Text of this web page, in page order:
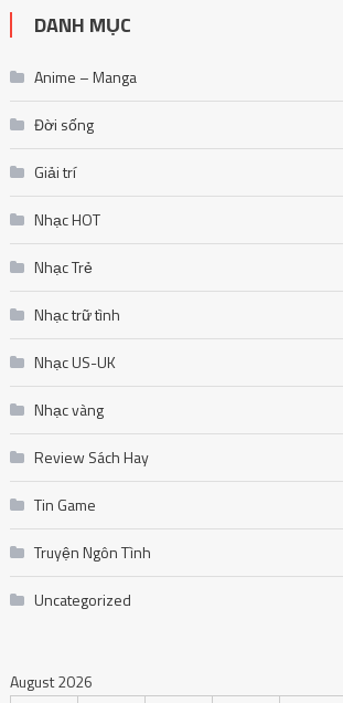
DANH MỤC
Anime – Manga
Đời sống
Giải trí
Nhạc HOT
Nhạc Trẻ
Nhạc trữ tình
Nhạc US-UK
Nhạc vàng
Review Sách Hay
Tin Game
Truyện Ngôn Tình
Uncategorized
August 2026